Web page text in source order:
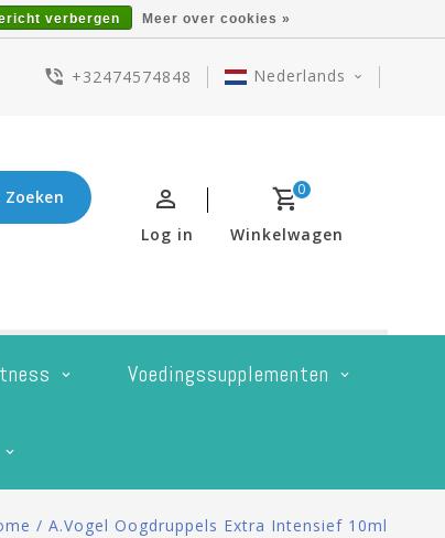
+32474574848 Nederlands
Zoeken 0
Winkelwagen
Log in
Voedingssupplementen
/ A.Vogel Oogdruppels Extra Intensief 10ml
verbergen Meer over cookies »